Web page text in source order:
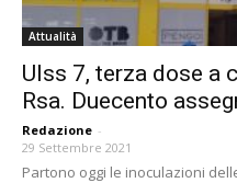
Attualità
Ulss 7, terza dose a
Rsa. Duecento
Redazione -
29 Settembre 2021
Partono oggi le inoculazioni